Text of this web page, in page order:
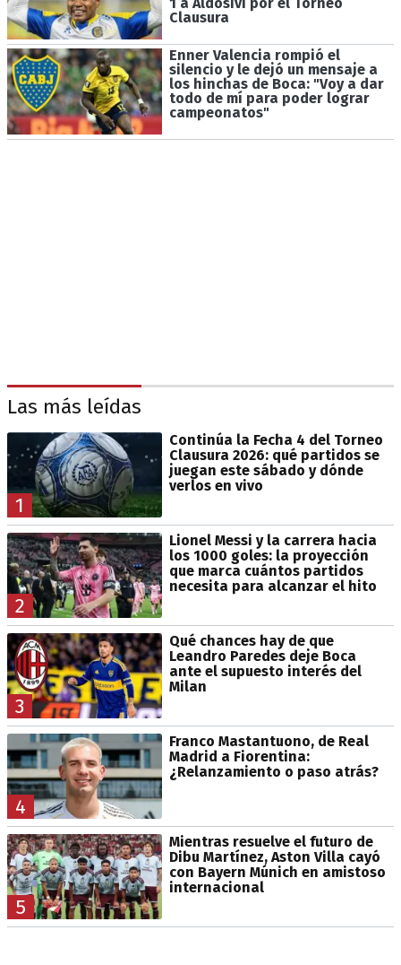
Clausura
Enner Valencia rompió el
silencio y le dejó un mensaje a
los hinchas de Boca: "Voy a dar
todo de mí para poder lograr
campeonatos"
Las más leídas
1
Continúa la Fecha 4 del Torneo
Clausura 2026: qué partidos se
juegan este sábado y dónde
verlos en vivo
2
Lionel Messi y la carrera hacia
los 1000 goles: la proyección
que marca cuántos partidos
necesita para alcanzar el hito
3
Qué chances hay de que
Leandro Paredes deje Boca
ante el supuesto interés del
Milan
4
Franco Mastantuono, de Real
Madrid a Fiorentina:
¿Relanzamiento o paso atrás?
5
Mientras resuelve el futuro de
Dibu Martínez, Aston Villa cayó
con Bayern Múnich en amistoso
internacional